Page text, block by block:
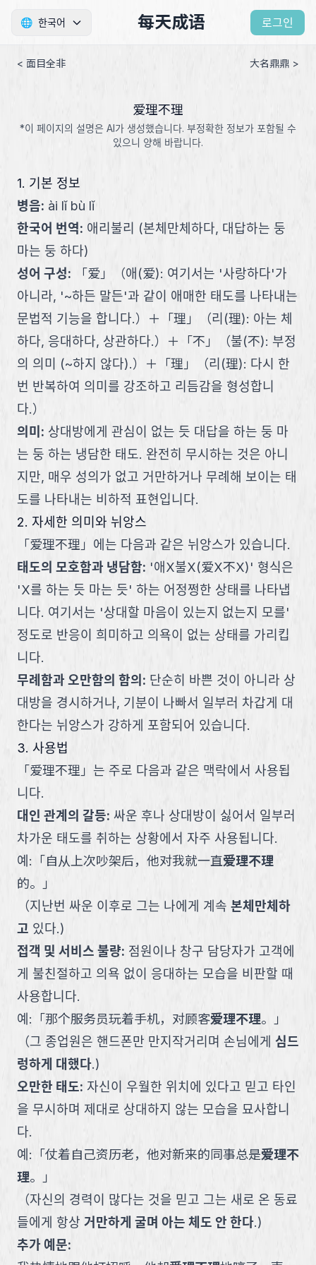
🌐 한국어 每天成语 로그인
< 面目全非 大名鼎鼎 >
爱理不理
*이 페이지의 설명은 AI가 생성했습니다. 부정확한 정보가 포함될 수
있으니 양해 바랍니다.
1. 기본 정보
병음: ài lǐ bù lǐ
한국어 번역: 애리불리 (본체만체하다, 대답하는 둥
마는 둥 하다)
성어 구성: 「爱 」 （애(爱): 여기서는 '사랑하다'가
아니라, '~하든 말든'과 같이 애매한 태도를 나타내는
문법적 기능을 합니다.） ＋ 「理 」 （리(理): 아는 체
하다, 응대하다, 상관하다.） ＋ 「不 」 （불(不): 부정
의 의미 (~하지 않다).） ＋ 「理 」 （리(理): 다시 한
번 반복하여 의미를 강조하고 리듬감을 형성합니
다.）
의미 : 상대방에게 관심이 없는 듯 대답을 하는 둥 마
는 둥 하는 냉담한 태도. 완전히 무시하는 것은 아니
지만, 매우 성의가 없고 거만하거나 무례해 보이는 태
도를 나타내는 비하적 표현입니다.
2. 자세한 의미와 뉘앙스
「爱理不理 」 에는 다음과 같은 뉘앙스가 있습니다.
태도의 모호함과 냉담함: '애X불X(爱X不X)' 형식은
'X를 하는 듯 마는 듯' 하는 어정쩡한 상태를 나타냅
니다. 여기서는 '상대할 마음이 있는지 없는지 모를'
정도로 반응이 희미하고 의욕이 없는 상태를 가리킵
니다.
무례함과 오만함의 함의 : 단순히 바쁜 것이 아니라 상
대방을 경시하거나, 기분이 나빠서 일부러 차갑게 대
한다는 뉘앙스가 강하게 포함되어 있습니다.
3. 사용법
「爱理不理 」 는 주로 다음과 같은 맥락에서 사용됩
니다.
대인 관계의 갈등: 싸운 후나 상대방이 싫어서 일부러
차가운 태도를 취하는 상황에서 자주 사용됩니다.
예: 「自从上次吵架后，他对我就一直爱理不理
的。
」
（지난번 싸운 이후로 그는 나에게 계속 본체만체하
고 있다.)
접객 및 서비스 불량: 점원이나 창구 담당자가 고객에
게 불친절하고 의욕 없이 응대하는 모습을 비판할 때
사용합니다.
예: 「那个服务员玩着手机，对顾客爱理不理。
」
（그 종업원은 핸드폰만 만지작거리며 손님에게 심드
렁하게 대했다.)
오만한 태도: 자신이 우월한 위치에 있다고 믿고 타인
을 무시하며 제대로 상대하지 않는 모습을 묘사합니
다.
예: 「仗着自己资历老，他对新来的同事总是爱理不
理。
」
（자신의 경력이 많다는 것을 믿고 그는 새로 온 동료
들에게 항상 거만하게 굴며 아는 체도 안 한다.)
추가 예문: